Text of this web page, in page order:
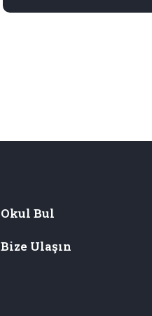
Okul Bul
Bize Ulaşın